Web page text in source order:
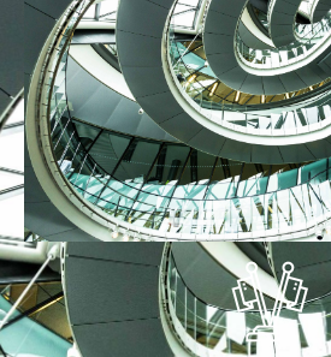
Relaciones con el
Ante la
transformación
economía chilena
últimas
aumento del
la regulación de
actividades
producción y